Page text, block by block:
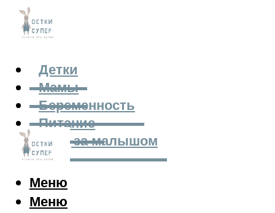
Детки
Мамы
Беременность
Питание
Уход за малышом
Меню
Меню